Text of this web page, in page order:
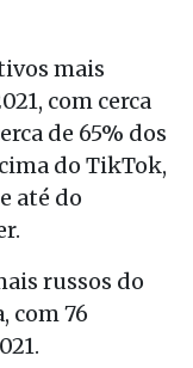
mais
com cerca
de 65% dos
do TikTok,
até do
russos do
com 76